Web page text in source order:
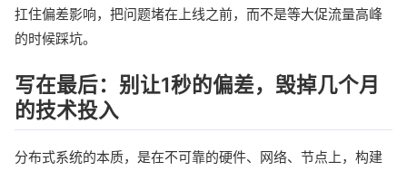
扛住偏差影响，把问题堵在上线之前，而不是等大促流量高峰
的时候踩坑。
写在最后：别让1秒的偏差，毁掉几个月
的技术投入
分布式系统的本质，是在不可靠的硬件、网络、节点上，构建